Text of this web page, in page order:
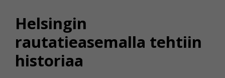
Helsingin
rautatieasemalla tehtiin
historiaa